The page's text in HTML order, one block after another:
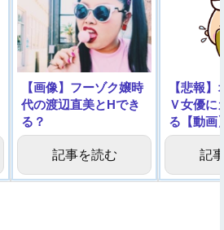
【画像】フーゾク嬢時
代の渡辺直美とHでき
る？
記事を読む
【悲報
Ｖ女優に
る【動画
記